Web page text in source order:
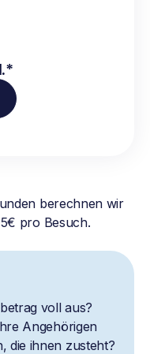
berechnen wir
pro Besuch.
voll aus?
Angehörigen
die ihnen zusteht?